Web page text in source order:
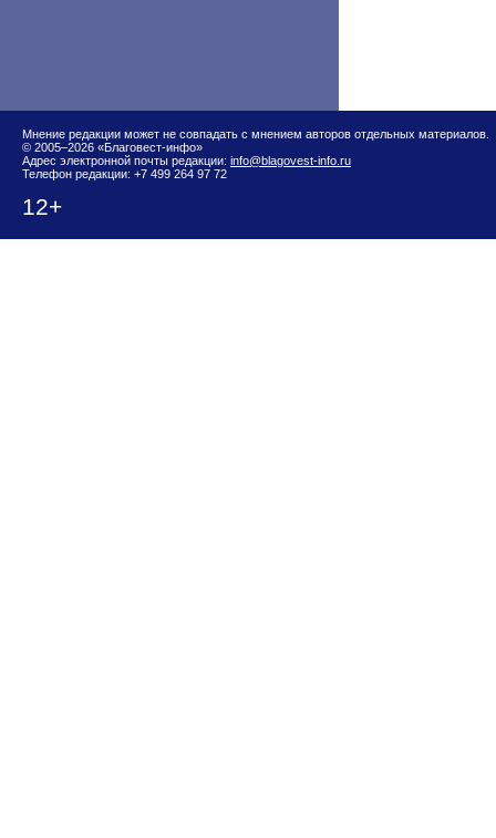
Мнение редакции может не совпадать с мнением авторов отдельных материалов.
© 2005–2026 «Благовест-инфо»
Адрес электронной почты редакции: info@blagovest-info.ru
Телефон редакции: +7 499 264 97 72
12+